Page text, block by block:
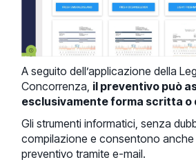
A seguito dell’applicazione della
Concorrenza, il preventivo può
esclusivamente forma scritta o
Gli strumenti informatici, senza
compilazione e consentono anche
preventivo tramite e-mail.